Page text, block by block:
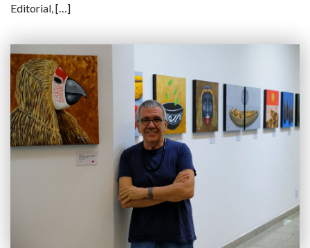
Editorial, […]